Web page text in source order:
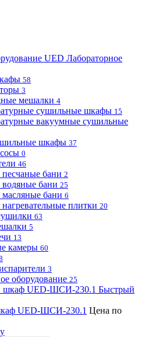
Лабораторное
58
3
мешалки 4
сушильные шкафы 15
вакуумные сушильные
шкафы 37
0
46
бани 2
бани 25
бани 6
плитки 20
63
5
13
камеры 60
3
оборудование 25
Быстрый
UED-ШСИ-230.1 Цена по